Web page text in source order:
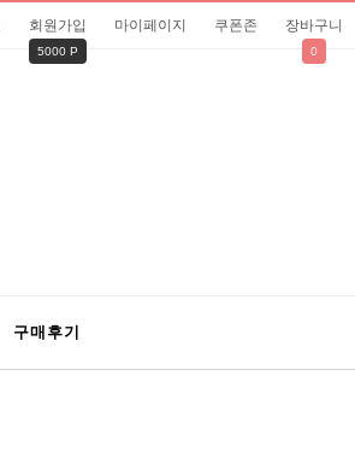
회원가입
5000 P
마이페이지 쿠폰존 장바구니
0
구매후기